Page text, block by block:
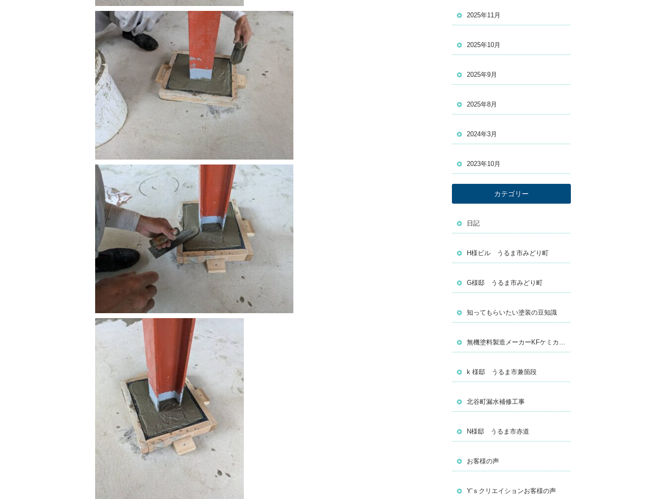
2025年11月
2025年10月
2025年9月
2025年8月
2024年3月
2023年10月
カテゴリー
日記
H様ビル うるま市みどり町
G様邸 うるま市みどり町
知ってもらいたい塗装の豆知識
無機塗料製造メーカーKFケミカルの無機塗料『１話～１５話 まとめ』
k 様邸 うるま市兼箇段
北谷町漏水補修工事
N様邸 うるま市赤道
お客様の声
Y'ｓクリエイションお客様の声